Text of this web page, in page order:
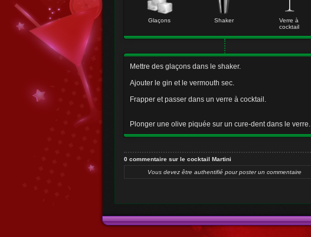
Glaçons Shaker
Verre à
cocktail
Mettre des glaçons dans le shaker.
Ajouter le gin et le vermouth sec.
Frapper et passer dans un verre à cocktail.
Plonger une olive piquée sur un cure-dent dans le verre.
0 commentaire sur le cocktail Martini
Vous devez être authentifié pour poster un commentaire